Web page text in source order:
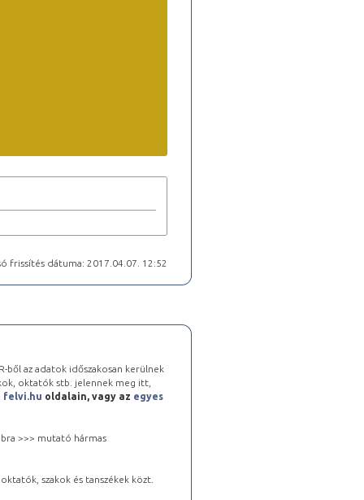
frissítés dátuma: 2017.04.07. 12:52
ből az adatok időszakosan kerülnek
oktatók stb. jelennek meg itt,
felvi.hu oldalain, vagy az egyes
>>> mutató hármas
szakok és tanszékek közt.